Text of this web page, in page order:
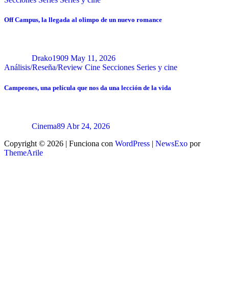
Off Campus, la llegada al olimpo de un nuevo romance
Drako1909 May 11, 2026
Análisis/Reseña/Review Cine Secciones Series y cine
Campeones, una película que nos da una lección de la vida
Cinema89 Abr 24, 2026
Copyright © 2026 | Funciona con WordPress | NewsExo por
ThemeArile